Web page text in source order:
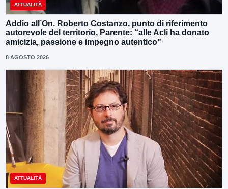
ATTUALITÀ
Addio all’On. Roberto Costanzo, punto di riferimento
autorevole del territorio, Parente: “alle Acli ha donato
amicizia, passione e impegno autentico”
8 AGOSTO 2026
ATTUALITÀ